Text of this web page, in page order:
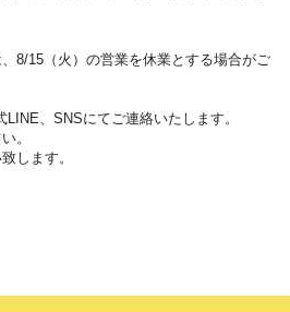
8/15（火）の営業を休業とする場合がご
、SNSにてご連絡いたします。
。
します。